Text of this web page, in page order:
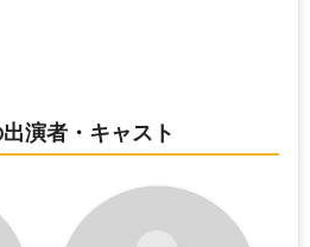
演者・キャスト